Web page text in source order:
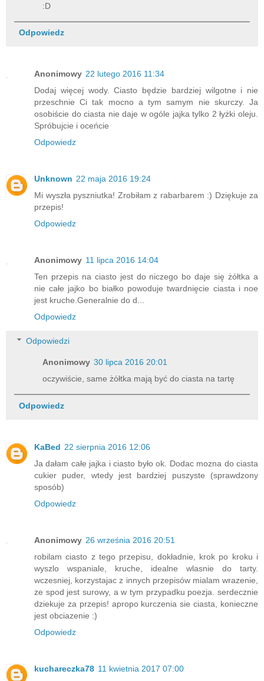
:D
Odpowiedz
Anonimowy 22 lutego 2016 11:34
Dodaj więcej wody. Ciasto będzie bardziej wilgotne i nie
przeschnie Ci tak mocno a tym samym nie skurczy. Ja
osobiście do ciasta nie daje w ogóle jajka tylko 2 łyżki oleju.
Spróbujcie i oceńcie
Odpowiedz
Unknown 22 maja 2016 19:24
Mi wyszła pyszniutka! Zrobiłam z rabarbarem :) Dziękuje za
przepis!
Odpowiedz
Anonimowy 11 lipca 2016 14:04
Ten przepis na ciasto jest do niczego bo daje się żółtka a
nie całe jajko bo białko powoduje twardnięcie ciasta i noe
jest kruche.Generalnie do d...
Odpowiedz
Odpowiedzi
Anonimowy 30 lipca 2016 20:01
oczywiście, same żółtka mają być do ciasta na tartę
Odpowiedz
KaBed 22 sierpnia 2016 12:06
Ja dałam całe jajka i ciasto było ok. Dodac mozna do ciasta
cukier puder, wtedy jest bardziej puszyste (sprawdzony
sposób)
Odpowiedz
Anonimowy 26 września 2016 20:51
robilam ciasto z tego przepisu, dokładnie, krok po kroku i
wyszlo wspaniale, kruche, idealne wlasnie do tarty.
wczesniej, korzystajac z innych przepisów mialam wrazenie,
ze spod jest surowy, a w tym przypadku poezja. serdecznie
dziekuje za przepis! apropo kurczenia sie ciasta, konieczne
jest obciazenie :)
Odpowiedz
kuchareczka78 11 kwietnia 2017 07:00